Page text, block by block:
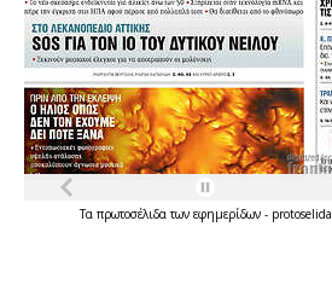
Τα πρωτοσέλιδατων εφημερίδων - protoselida